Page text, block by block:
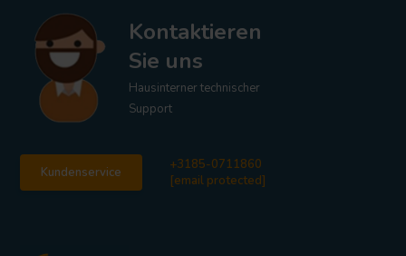
Kontaktieren
Sie uns
Hausinterner technischer
Support
Kundenservice
+3185-0711860
[email protected]